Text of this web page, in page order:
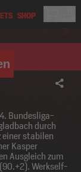
Bundesliga-
durch
einer stabilen
Kasper
Ausgleich zum
Werkself-